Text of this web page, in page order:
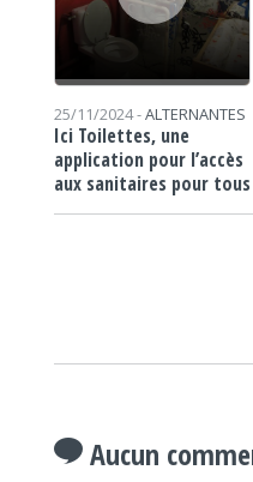
25/11/2024 -ALTERNANTES
Ici Toilettes, une
application pour l’accès
aux sanitaires pour tous
Aucun